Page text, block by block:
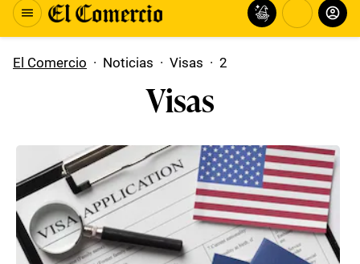
El Comercio · Noticias · Visas · 2
Visas